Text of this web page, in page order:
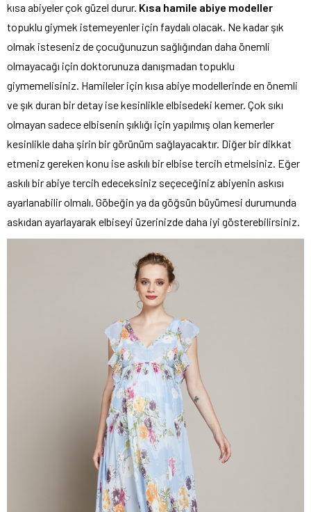
kısa abiyeler çok güzel durur. Kısa hamile abiye modeller
topuklu giymek istemeyenler için faydalı olacak. Ne kadar şık
olmak isteseniz de çocuğunuzun sağlığından daha önemli
olmayacağı için doktorunuza danışmadan topuklu
giymemelisiniz. Hamileler için kısa abiye modellerinde en önemli
ve şık duran bir detay ise kesinlikle elbisedeki kemer. Çok sıkı
olmayan sadece elbisenin şıklığı için yapılmış olan kemerler
kesinlikle daha şirin bir görünüm sağlayacaktır. Diğer bir dikkat
etmeniz gereken konu ise askılı bir elbise tercih etmelsiniz. Eğer
askılı bir abiye tercih edeceksiniz seçeceğiniz abiyenin askısı
ayarlanabilir olmalı. Göbeğin ya da göğsün büyümesi durumunda
askıdan ayarlayarak elbiseyi üzerinizde daha iyi gösterebilirsiniz.